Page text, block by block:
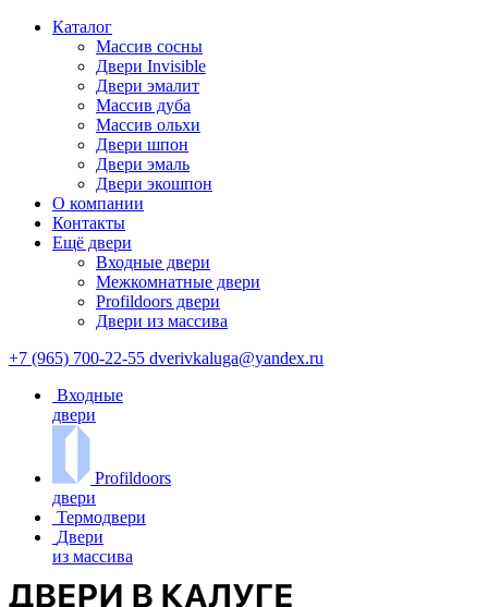
Каталог
Массив сосны
Двери Invisible
Двери эмалит
Массив дуба
Массив ольхи
Двери шпон
Двери эмаль
Двери экошпон
О компании
Контакты
Ещё двери
Входные двери
Межкомнатные двери
Profildoors двери
Двери из массива
+7 (965) 700-22-55 dverivkaluga@yandex.ru
Входные
двери
Profildoors
двери
Термодвери
Двери
из массива